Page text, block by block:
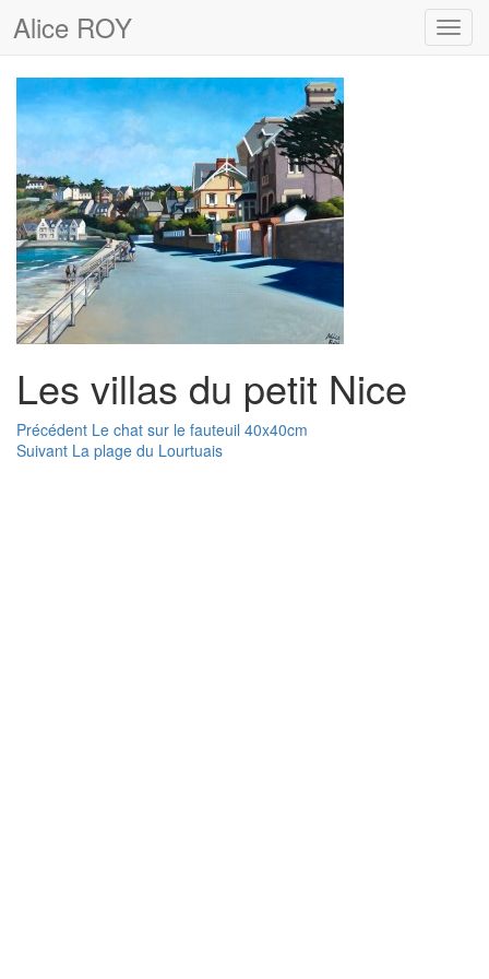
Alice ROY
Les villas du petit Nice
Navigation
de
Précédent Article
précédent :
Le chat sur le fauteuil 40x40cm
Suivant Article
La plage du Lourtuais